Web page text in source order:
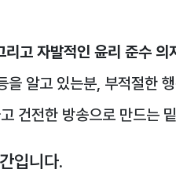
고 자발적인 윤리 준수
알고 있는분, 부적절한
건전한 방송으로 만드는
입니다.